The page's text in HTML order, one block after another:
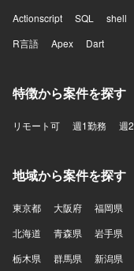
Actionscript
SQL shell
R言語
Apex Dart
特徴から案件を探す
リモート可 週1勤務 週
地域から案件を探す
東京都 大阪府 福岡県
北海道
青森県 岩手県
栃木県
群馬県 新潟県